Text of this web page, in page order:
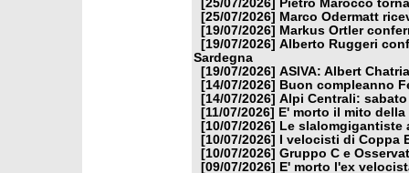
[25/07/2026]
Pietro Marocco
[25/07/2026] Marco Odermatt
[19/07/2026] Markus Ortler
[19/07/2026] Alberto Ruggeri
Sardegna
[19/07/2026] ASIVA: Albert
[14/07/2026]
Buon compleanno
[14/07/2026] Alpi Centrali:
[11/07/2026]
E' morto il mito
[10/07/2026]
Le
[10/07/2026]
I velocisti di Coppa
[10/07/2026] Gruppo C e
[09/07/2026]
E' morto l'ex